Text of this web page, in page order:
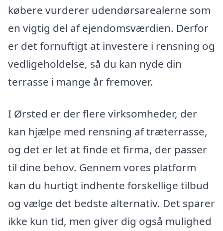
købere vurderer udendørsarealerne som
en vigtig del af ejendomsværdien. Derfor
er det fornuftigt at investere i rensning og
vedligeholdelse, så du kan nyde din
terrasse i mange år fremover.
I Ørsted er der flere virksomheder, der
kan hjælpe med rensning af træterrasse,
og det er let at finde et firma, der passer
til dine behov. Gennem vores platform
kan du hurtigt indhente forskellige tilbud
og vælge det bedste alternativ. Det sparer
ikke kun tid, men giver dig også mulighed